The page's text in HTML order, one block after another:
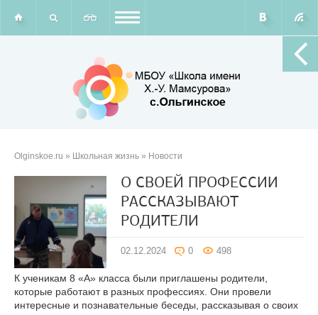
Olginskoe.ru » Школьная жизнь » Новости
О СВОЕЙ ПРОФЕССИИ
РАССКАЗЫВАЮТ
РОДИТЕЛИ
02.12.2024 0 498
К ученикам 8 «А» класса были приглашены родители,
которые работают в разных профессиях. Они провели
интересные и познавательные беседы, рассказывая о своих